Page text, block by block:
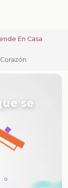
En Casa
se